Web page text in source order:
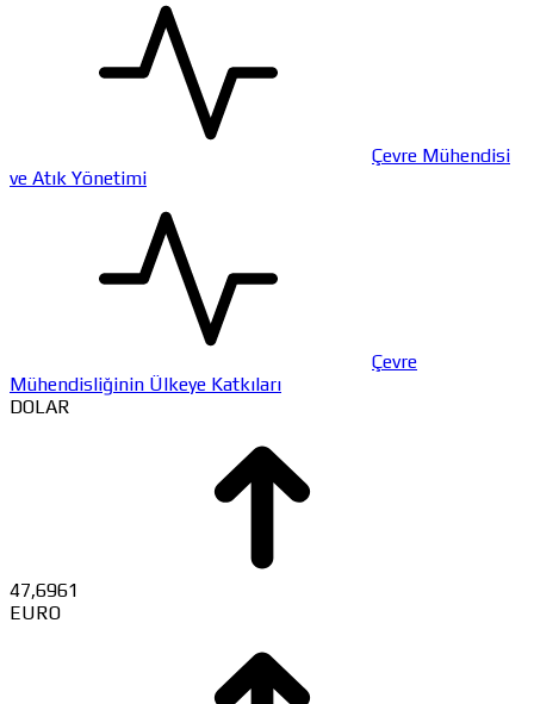
Çevre Mühendisi
ve Atık Yönetimi
Çevre
Mühendisliğinin Ülkeye Katkıları
DOLAR
47,6961
EURO